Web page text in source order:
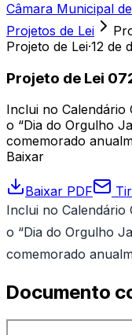
Câmara Municipal
Projetos de Lei
Projeto de Lei·12 de
Projeto de Lei
Inclui no Calendário
o “Dia do Orgulho
comemorado
Baixar
Baixar PDF
Inclui no Calendário
o “Dia do Orgulho
comemorado
Documento